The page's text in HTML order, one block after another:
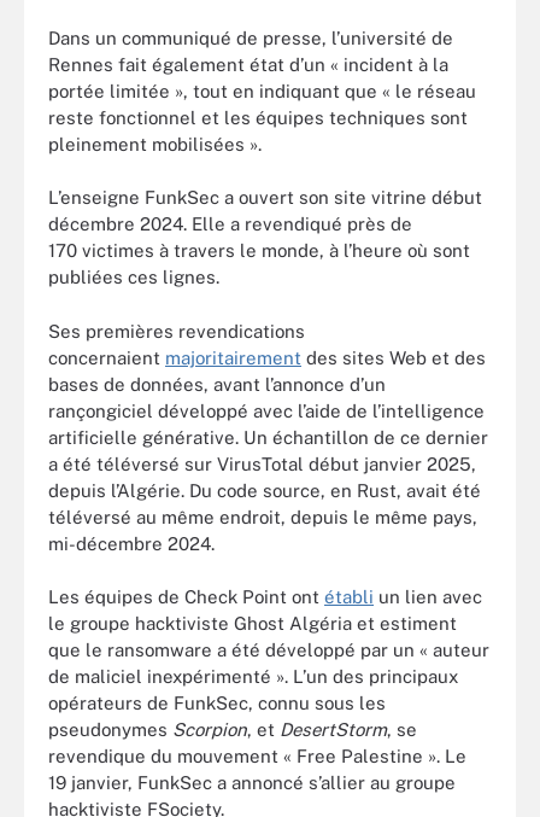
Dans un communiqué de presse, l’université de
Rennes fait également état d’un « incident à la
portée limitée », tout en indiquant que « le réseau
reste fonctionnel et les équipes techniques sont
pleinement mobilisées ».
L’enseigne FunkSec a ouvert son site vitrine début
décembre 2024. Elle a revendiqué près de
170 victimes à travers le monde, à l’heure où sont
publiées ces lignes.
Ses premières revendications
concernaient majoritairement des sites Web et des
bases de données, avant l’annonce d’un
rançongiciel développé avec l’aide de l’intelligence
artificielle générative. Un échantillon de ce dernier
a été téléversé sur VirusTotal début janvier 2025,
depuis l’Algérie. Du code source, en Rust, avait été
téléversé au même endroit, depuis le même pays,
mi-décembre 2024.
Les équipes de Check Point ont établi un lien avec
le groupe hacktiviste Ghost Algéria et estiment
que le ransomware a été développé par un « auteur
de maliciel inexpérimenté ». L’un des principaux
opérateurs de FunkSec, connu sous les
pseudonymes Scorpion, et DesertStorm, se
revendique du mouvement « Free Palestine ». Le
19 janvier, FunkSec a annoncé s’allier au groupe
hacktiviste FSociety.